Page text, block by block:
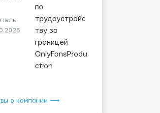
о компании ⟶